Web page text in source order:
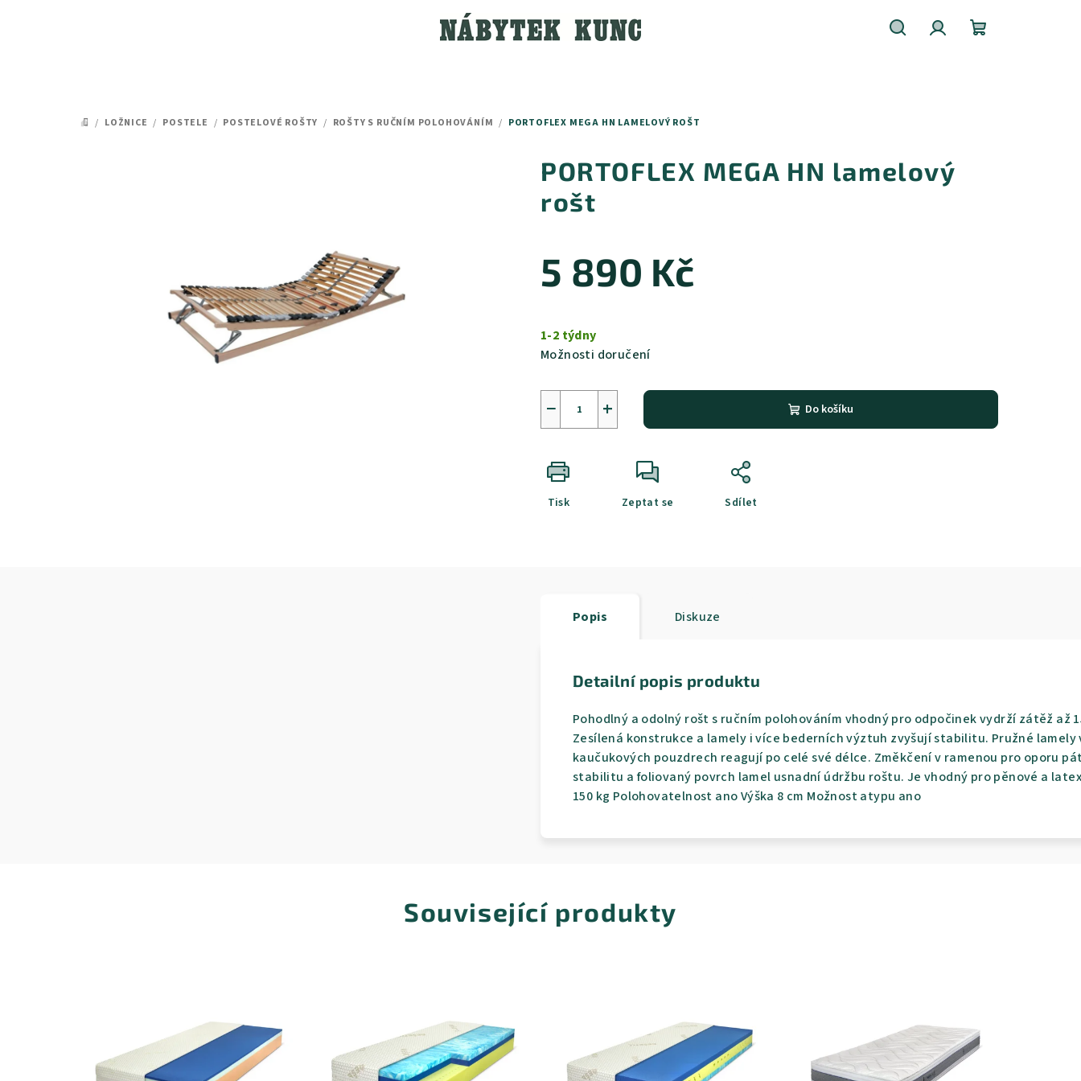
DOMŮ
/ LOŽNICE / POSTELE / POSTELOVÉ ROŠTY / ROŠTY S RUČNÍM POLOHOVÁNÍM / PORTOFLEX MEGA HN LAMELOVÝ ROŠT
PORTOFLEX MEGA HN lamelový
rošt
5 890 Kč
cena:
1-2 týdny
Možnosti doručení
+
− Do košíku
Tisk Zeptat se Sdílet
Popis Diskuze
Detailní popis produktu
Pohodlný a odolný rošt s ručním polohováním vhodný pro odpočinek vydrží zátěž
Zesílená konstrukce a lamely i více bederních výztuh zvyšují stabilitu. Pružné
kaučukových pouzdrech reagují po celé své délce. Změkčení v ramenou pro oporu
stabilitu a foliovaný povrch lamel usnadní údržbu roštu. Je vhodný pro pěnové a
150 kg Polohovatelnost ano Výška 8 cm Možnost atypu ano
Související produkty